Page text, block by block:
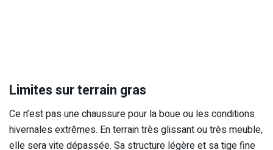
Limites sur terrain gras
Ce n’est pas une chaussure pour la boue ou les conditions
hivernales extrêmes. En terrain très glissant ou très meuble,
elle sera vite dépassée. Sa structure légère et sa tige fine